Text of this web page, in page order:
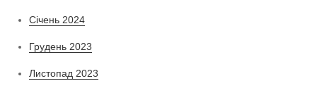
Січень 2024
Грудень 2023
Листопад 2023